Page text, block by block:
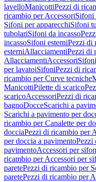
lavelloManicottiPezzi di
ricambio per AccessoriSifoni
Sifoni per apparecchiSifoni
tubolariSifoni da incasso
incassoSifoni esterniPezzi di
esterniAllacciamentiPezzi di
AllacciamentiAccessori
per lavatoiSifoniPezzi di
ricambio per Curve tecniche
ManicottiPilette di scarico
scaricoAccessoriPezzi di
bagnoDocceScarichi a
Scarichi a pavimento per
ricambio per Canalette per
docciaPezzi di ricambio per
per doccia a pavimentoPezzi
pavimentoAccessori per
ricambio per Accessori per
paretePezzi di ricambio per
paretePezzi di ricambio per